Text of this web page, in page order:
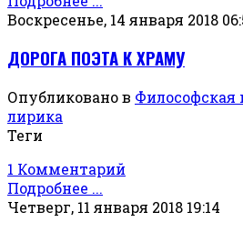
Воскресенье, 14 января 2018
ДОРОГА ПОЭТА К ХРАМУ
Опубликовано в Философская
лирика
Теги
1 Комментарий
Подробнее ...
Четверг, 11 января 2018 19:14